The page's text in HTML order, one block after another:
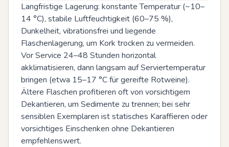
Langfristige Lagerung: konstante Temperatur (~10–
14 °C), stabile Luftfeuchtigkeit (60–75 %),
Dunkelheit, vibrationsfrei und liegende
Flaschenlagerung, um Kork trocken zu vermeiden.
Vor Service 24–48 Stunden horizontal
akklimatisieren, dann langsam auf Serviertemperatur
bringen (etwa 15–17 °C für gereifte Rotweine).
Ältere Flaschen profitieren oft von vorsichtigem
Dekantieren, um Sedimente zu trennen; bei sehr
sensiblen Exemplaren ist statisches Karaffieren oder
vorsichtiges Einschenken ohne Dekantieren
empfehlenswert.